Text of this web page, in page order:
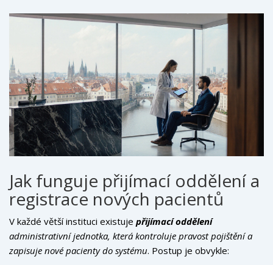
Jak funguje přijímací oddělení a
registrace nových pacientů
V každé větší instituci existuje přijímací oddělení
administrativní jednotka, která kontroluje pravost pojištění a
zapisuje nové pacienty do systému. Postup je obvykle: